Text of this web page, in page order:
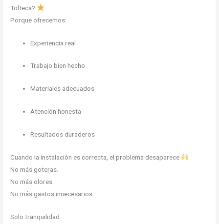
Tolteca?
Porque ofrecemos:
Experiencia real
Trabajo bien hecho
Materiales adecuados
Atención honesta
Resultados duraderos
Cuando la instalación es correcta, el problema desaparece
No más goteras.
No más olores.
No más gastos innecesarios.
Solo tranquilidad.